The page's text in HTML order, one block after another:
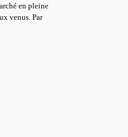
en pleine
venus. Par